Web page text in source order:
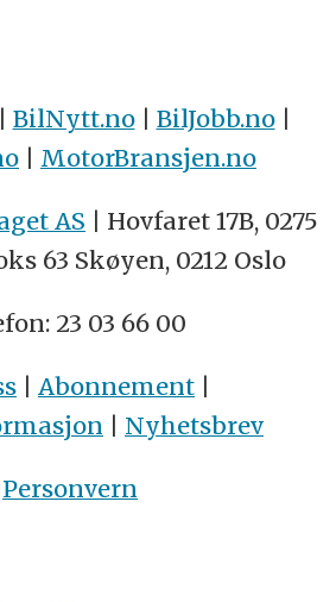
BilNytt.no| BilJobb.no|
MotorBransjen.no
AS | Hovfaret 17B, 0275
63 Skøyen, 0212 Oslo
23 03 66 00
| Abonnement |
| Nyhetsbrev
Personvern